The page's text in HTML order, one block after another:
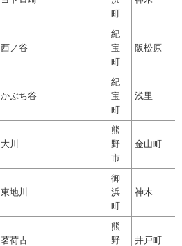
町
西ノ谷
紀
宝
町
阪松原
かぶち谷
紀
宝
町
浅里
大川
熊
野
市
金山町
東地川
御
浜
町
神木
茗荷古
熊
野
井戸町